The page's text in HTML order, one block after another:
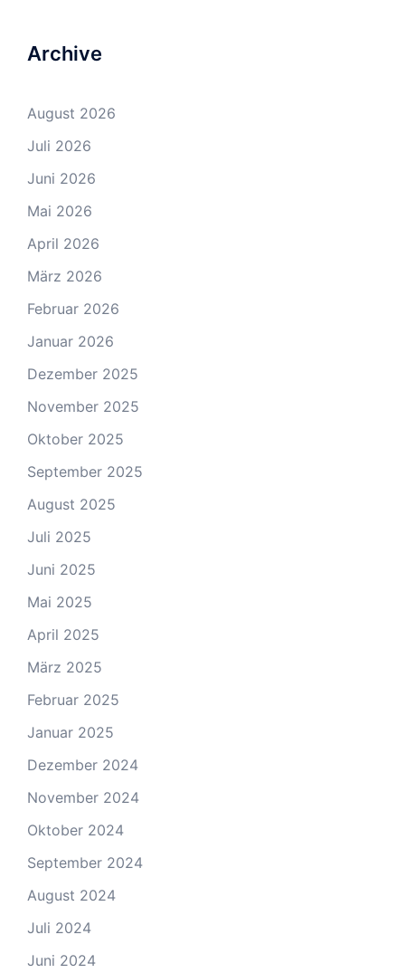
Archive
August 2026
Juli 2026
Juni 2026
Mai 2026
April 2026
März 2026
Februar 2026
Januar 2026
Dezember 2025
November 2025
Oktober 2025
September 2025
August 2025
Juli 2025
Juni 2025
Mai 2025
April 2025
März 2025
Februar 2025
Januar 2025
Dezember 2024
November 2024
Oktober 2024
September 2024
August 2024
Juli 2024
Juni 2024